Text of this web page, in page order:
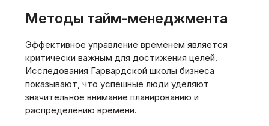
Методы тайм-менеджмента
Эффективное управление временем является
критически важным для достижения целей.
Исследования Гарвардской школы бизнеса
показывают, что успешные люди уделяют
значительное внимание планированию и
распределению времени.